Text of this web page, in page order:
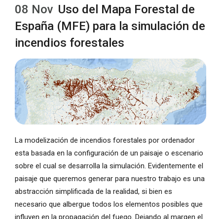
08 Nov Uso del Mapa Forestal de
España (MFE) para la simulación de
incendios forestales
La modelización de incendios forestales por ordenador
esta basada en la configuración de un paisaje o escenario
sobre el cual se desarrolla la simulación. Evidentemente el
paisaje que queremos generar para nuestro trabajo es una
abstracción simplificada de la realidad, si bien es
necesario que albergue todos los elementos posibles que
influyen en la propagación del fuego. Dejando al margen el